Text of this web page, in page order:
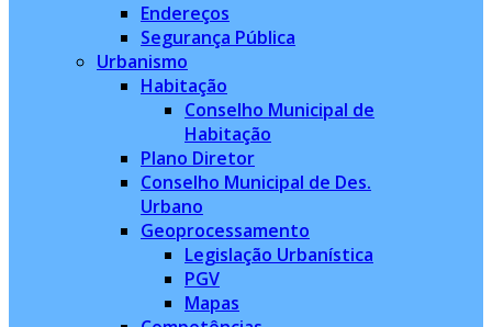
Endereços
Segurança Pública
Urbanismo
Habitação
Conselho Municipal de
Habitação
Plano Diretor
Conselho Municipal de Des.
Urbano
Geoprocessamento
Legislação Urbanística
PGV
Mapas